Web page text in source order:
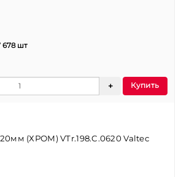
678 шт
Купить
(ХРОМ) VTr.198.C.0620 Valtec